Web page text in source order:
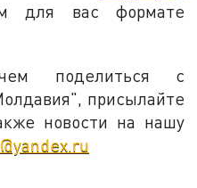
для вас формате
поделиться с
присылайте
новости на нашу